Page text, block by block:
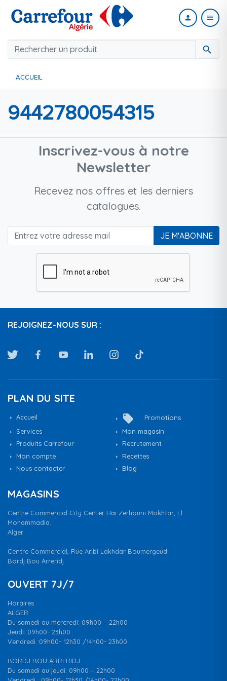
search
person menu
ACCUEIL
9442780054315
Inscrivez-vous à notre
Newsletter
Recevez nos offres et les derniers
catalogues.
JE M'ABONNE
REJOIGNEZ-NOUS SUR :
PLAN DU SITE
Accueil local_offer
Promotions
Services
Mon magasin
Produits Carrefour
Recrutement
Mon compte
Recettes
Nous contacter
Blog
MAGASINS
Centre Commercial City Center Haï Zerhouni Mokhtar, El
Mohammadia.
Alger
Centre Commercial, Rue Aribi Lakhdar Boumergeud
Bordj Bou Arreridj
OUVERT 7J/7
Horaires
ALGER
Du samedi au mercredi: 09h00 – 22h00
Jeudi: 09h00- 23h00
Vendredi :09h00- 12h30 /14h00- 23h00
BORDJ BOU ARRERIDJ
Du samedi au jeudi: 09h00 – 22h00